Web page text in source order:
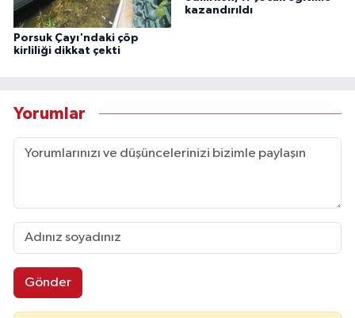
Porsuk Çayı'ndaki çöp
kirliliği dikkat çekti
kazandırıldı
Yorumlar
Gönder